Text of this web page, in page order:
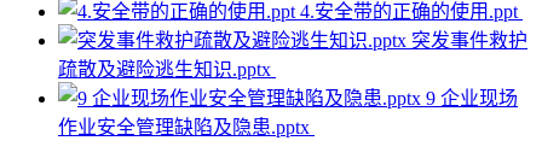
4.安全带的正确的使用.ppt
突发事件救护
疏散及避险逃生知识.pptx
9 企业现场
作业安全管理缺陷及隐患.pptx